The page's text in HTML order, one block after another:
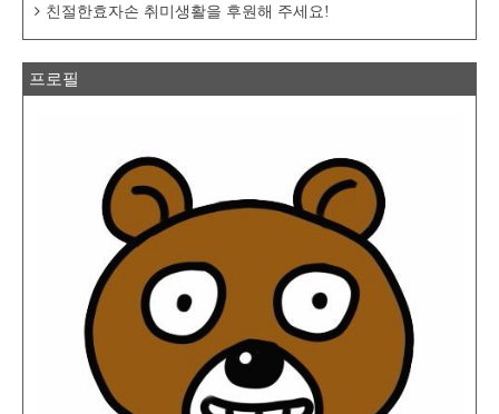
친절한효자손 취미생활을 후원해 주세요!
프로필